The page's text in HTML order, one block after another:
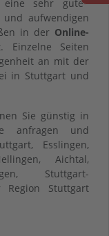
sehr gute
und aufwendigen
in der Online-
Einzelne Seiten
an mit der
in Stuttgart und
Sie günstig in
anfragen und
Esslingen,
Aichtal,
Stuttgart-
Stuttgart